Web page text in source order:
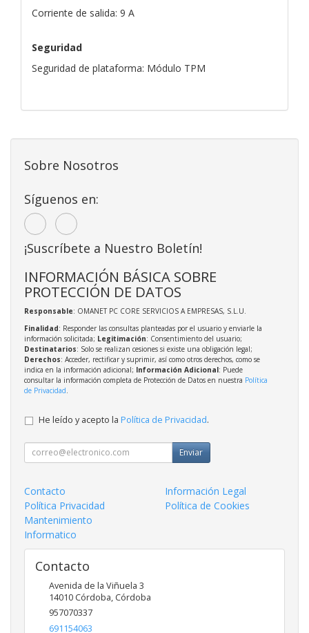
Corriente de salida: 9 A
Seguridad
Seguridad de plataforma: Módulo TPM
Sobre Nosotros
Síguenos en:
¡Suscríbete a Nuestro Boletín!
INFORMACIÓN BÁSICA SOBRE
PROTECCIÓN DE DATOS
Responsable: OMANET PC CORE SERVICIOS A EMPRESAS, S.L.U.
Finalidad: Responder las consultas planteadas por el usuario y enviarle la
información solicitada; Legitimación: Consentimiento del usuario;
Destinatarios: Solo se realizan cesiones si existe una obligación legal;
Derechos: Acceder, rectificar y suprimir, así como otros derechos, como se
indica en la información adicional; Información Adicional: Puede
consultar la información completa de Protección de Datos en nuestra Política
de Privacidad
He leído y acepto la Política de Privacidad.
Enviar
Contacto
Información Legal
Política Privacidad
Política de Cookies
Mantenimiento
Informatico
Contacto
Avenida de la Viñuela 3
14010 Córdoba, Córdoba
957070337
691154063